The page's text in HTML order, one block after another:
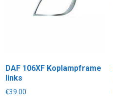
DAF 106XF Koplampframe
links
€39.00